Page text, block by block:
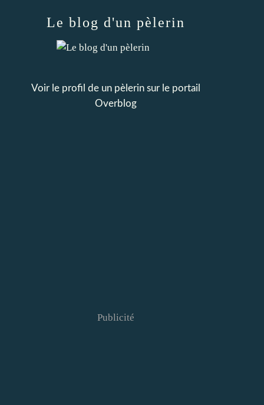
Le blog d'un pèlerin
Voir le profil de un pèlerinsur le portail
Overblog
Publicité